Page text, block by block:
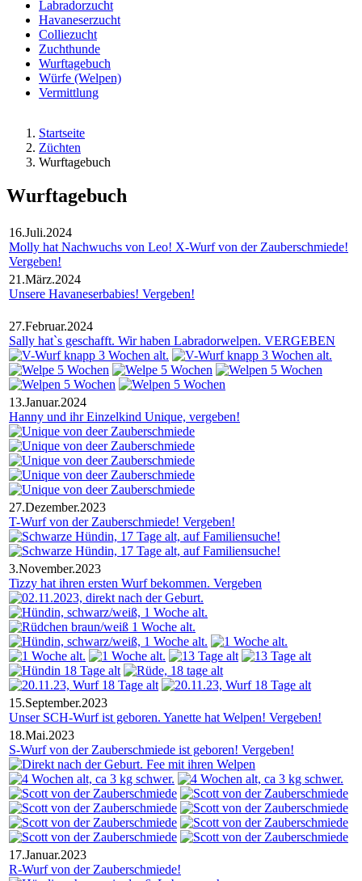
Labradorzucht
Havaneserzucht
Colliezucht
Zuchthunde
Wurftagebuch
Würfe (Welpen)
Vermittlung
Startseite
Züchten
Wurftagebuch
Wurftagebuch
16.Juli.2024
Molly hat Nachwuchs von Leo! X-Wurf von der Zauberschmiede!
Vergeben!
21.März.2024
Unsere Havaneserbabies! Vergeben!
27.Februar.2024
Sally hat`s geschafft. Wir haben Labradorwelpen. VERGEBEN
13.Januar.2024
Hanny und ihr Einzelkind Unique, vergeben!
27.Dezember.2023
T-Wurf von der Zauberschmiede! Vergeben!
3.November.2023
Tizzy hat ihren ersten Wurf bekommen. Vergeben
15.September.2023
Unser SCH-Wurf ist geboren. Yanette hat Welpen! Vergeben!
18.Mai.2023
S-Wurf von der Zauberschmiede ist geboren! Vergeben!
17.Januar.2023
R-Wurf von der Zauberschmiede!